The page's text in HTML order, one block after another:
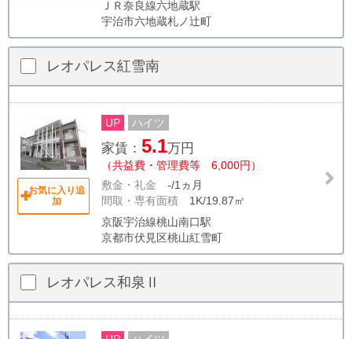
ＪＲ奈良線六地蔵駅
宇治市六地蔵札ノ辻町
レオパレス紅雪南
お気に入り追
加
UP ハイツ
家賃： 5.1万円
（共益費・管理費等 6,000円）
敷金・礼金 -/1ヵ月
間取・専有面積 1K/19.87㎡
京阪宇治線桃山南口駅
京都市伏見区桃山紅雪町
レオパレス和泉Ⅱ